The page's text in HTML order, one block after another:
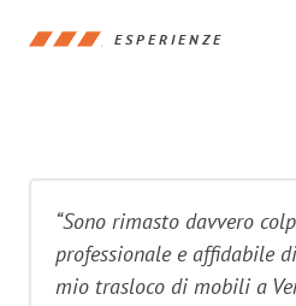
ESPERIENZE
“Sono rimasto davvero
professionale e affidabile
mio trasloco di mobili a